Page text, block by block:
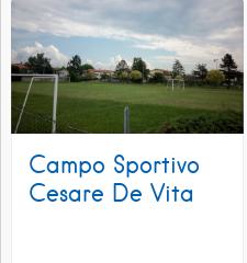
Campo Sportivo
Cesare De Vita